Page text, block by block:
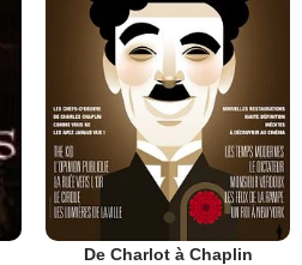
De Charlot à Chaplin